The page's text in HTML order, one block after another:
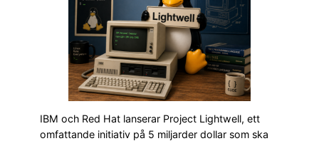
IBM och Red Hat lanserar Project Lightwell, ett
omfattande initiativ på 5 miljarder dollar som ska